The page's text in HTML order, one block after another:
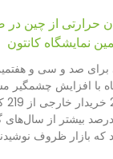
ذخیره‌سازی مواد
اکنون زمان
نمایشگاه کانتون
برای صد و سی و
با افزایش چشمگیر
حضور داشتند که 17.3 درصد بیشتر
که بازار ظروف